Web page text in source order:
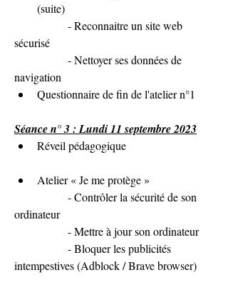
(suite)
- Reconnaitre un site web
sécurisé
- Nettoyer ses données de
navigation
Questionnaire de fin de l'atelier n°1
Séance n° 3 : Lundi 11 septembre 2023
Réveil pédagogique
Atelier « Je me protège »
- Contrôler la sécurité de son
ordinateur
- Mettre à jour son ordinateur
- Bloquer les publicités
intempestives (Adblock / Brave browser)